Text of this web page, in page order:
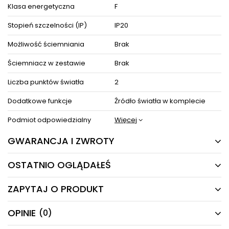
Klasa energetyczna
F
Stopień szczelności (IP)
IP20
Możliwość ściemniania
Brak
Ściemniacz w zestawie
Brak
Liczba punktów światła
2
Dodatkowe funkcje
Źródło światła w komplecie
Podmiot odpowiedzialny
Więcej
GWARANCJA I ZWROTY
24 MIESIĄCE
Producent gwarantuje naprawę lub wymianę sprzętu
do 24 miesięcy od daty zakupu. Skontaktuj się ze
sklepem za pośrednictwem formularza reklamacji
aby zamówić kuriera który odbierze sprzęt z Twojego
OSTATNIO OGLĄDAŁEŚ
PRODUKTY Z TEJ SERII
ZAPYTAJ O PRODUKT
Masz pytania odnośnie produktu, oferty lub współpracy z
nami?
OPINIE (0)